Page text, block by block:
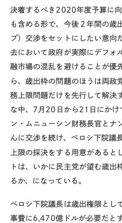
決着するべき2020年度予算に
も含める形で、今後２年間の歳
プ）交渉をセットにしたい意向
去において政府が実際にデフォ
融市場の混乱を避けることが優
ら、歳出枠の問題のほうは両政
務上限問題だけを先行して解決
な中、7月20日から21日にかけ
ン・ムニューシン財務長官とナ
んに交渉を続け、ペロシ下院議
上限の採決をする用意があると
トは、いかに民主党が望む歳出
るか、になっている。
ペロシ下院議長は歳出権限と
事費に6,470億ドルが必要だと